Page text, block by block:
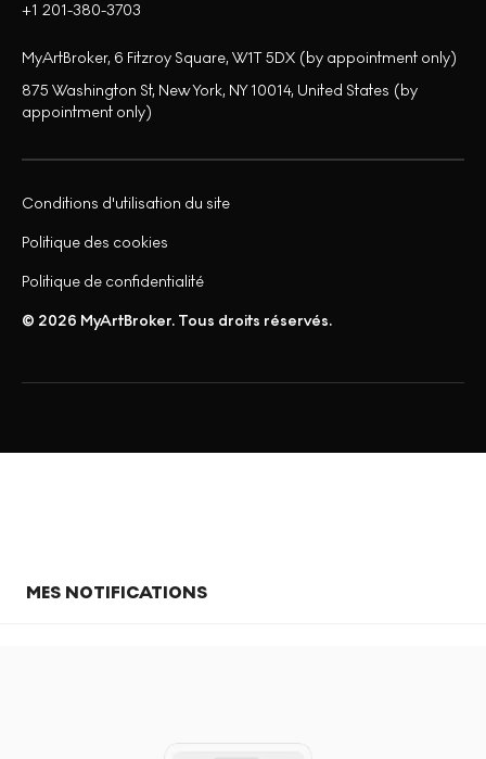
+1 201-380-3703
MyArtBroker, 6 Fitzroy Square, W1T 5DX (by appointment only)
875 Washington St, New York, NY 10014, United States (by
appointment only)
© 2026 MyArtBroker. Tous droits réservés.
Politique de confidentialité
Politique des cookies
Conditions d'utilisation du site
MES NOTIFICATIONS